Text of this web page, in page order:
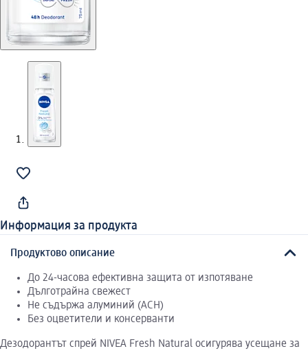
Информация за продукта
Продуктово описание
До 24-часова ефективна защита от изпотяване
Дълготрайна свежест
Не съдържа алуминий (ACH)
Без оцветители и консерванти
Дезодорантът спрей NIVEA Fresh Natural осигурява усещане за